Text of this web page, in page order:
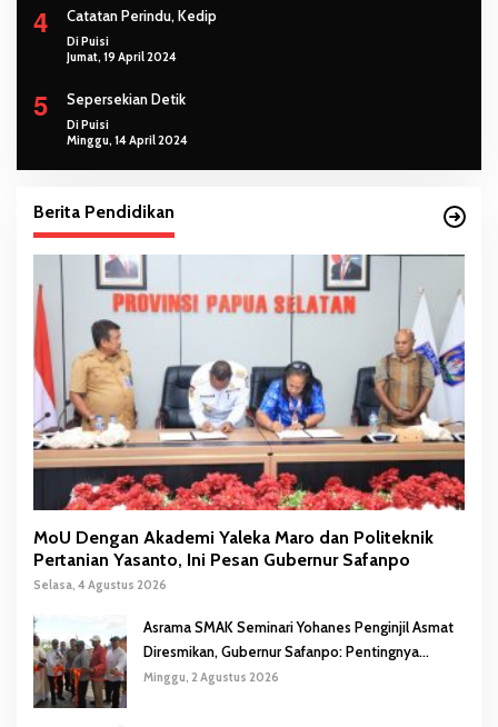
4 Catatan Perindu, Kedip
Di Puisi
Jumat, 19 April 2024
5 Sepersekian Detik
Di Puisi
Minggu, 14 April 2024
Berita Pendidikan
MoU Dengan Akademi Yaleka Maro dan Politeknik
Pertanian Yasanto, Ini Pesan Gubernur Safanpo
Selasa, 4 Agustus 2026
Asrama SMAK Seminari Yohanes Penginjil Asmat
Diresmikan, Gubernur Safanpo: Pentingnya
Pendidikan Karakter
Minggu, 2 Agustus 2026